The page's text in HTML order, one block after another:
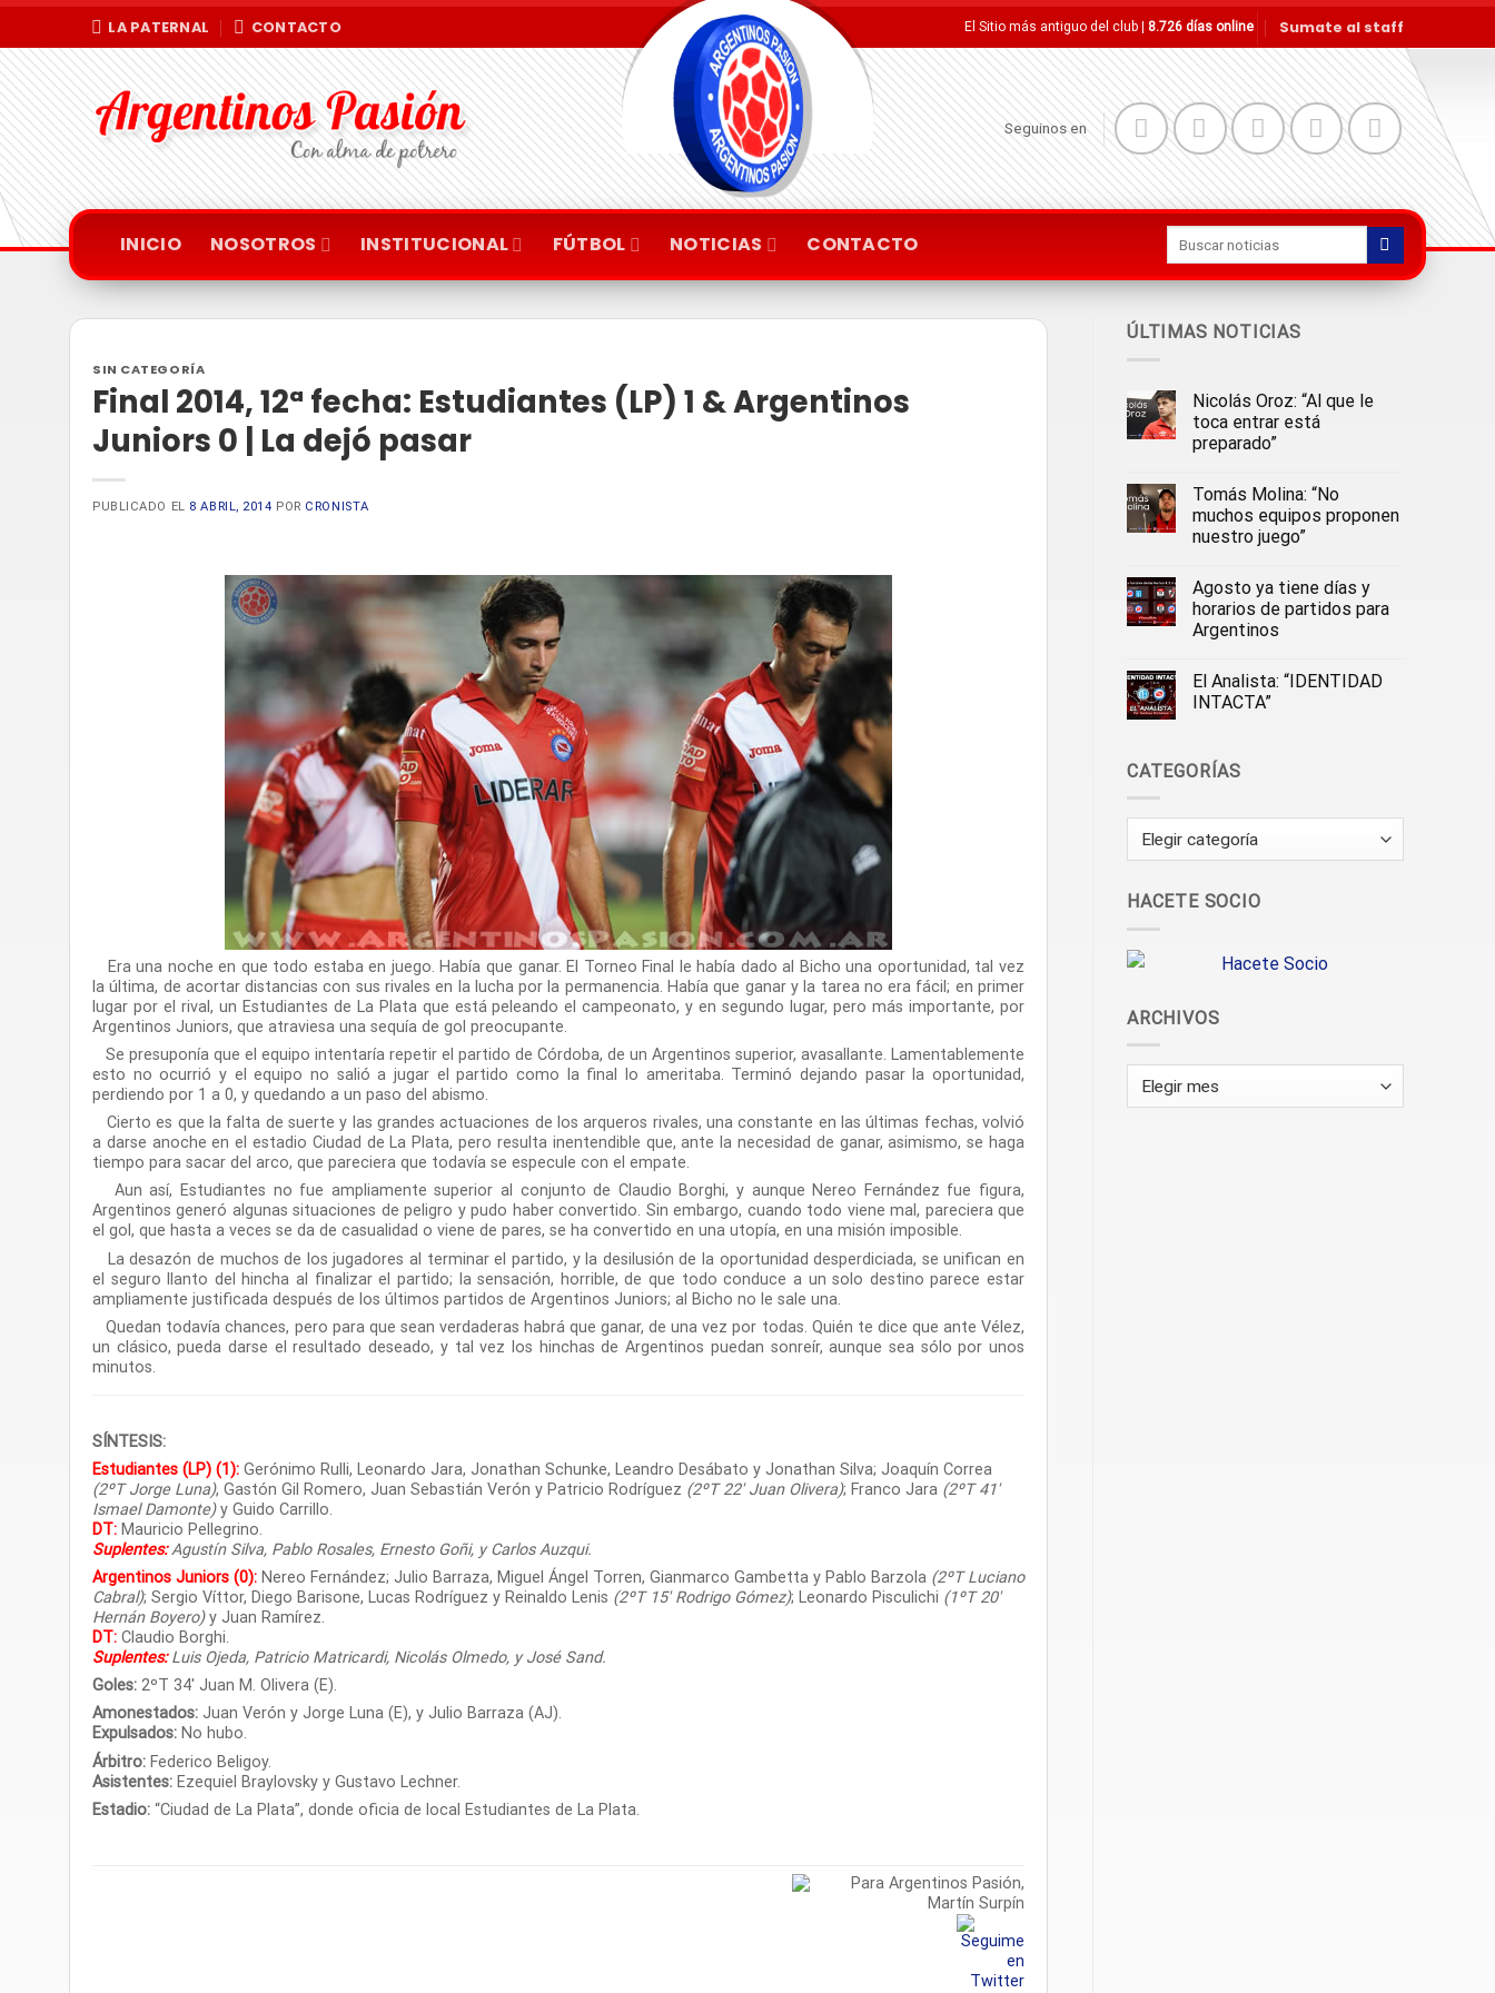
Saltar
contenido
LA PATERNAL CONTACTO El Sitio más antiguo del club | 8.726 días online Sumate al staff
Seguinos en
INICIO NOSOTROS INSTITUCIONAL FÚTBOL NOTICIAS CONTACTO
SIN CATEGORÍA
Final 2014, 12ª fecha: Estudiantes (LP) 1 & Argentinos
Juniors 0 | La dejó pasar
PUBLICADO EL 8 ABRIL, 2014 POR CRONISTA
Era una noche en que todo estaba en juego. Había que ganar. El Torneo Final le había dado al Bicho una oportunidad, tal vez
la última, de acortar distancias con sus rivales en la lucha por la permanencia. Había que ganar y la tarea no era fácil; en primer
lugar por el rival, un Estudiantes de La Plata que está peleando el campeonato, y en segundo lugar, pero más importante, por
Argentinos Juniors, que atraviesa una sequía de gol preocupante.
Se presuponía que el equipo intentaría repetir el partido de Córdoba, de un Argentinos superior, avasallante. Lamentablemente
esto no ocurrió y el equipo no salió a jugar el partido como la final lo ameritaba. Terminó dejando pasar la oportunidad,
perdiendo por 1 a 0, y quedando a un paso del abismo.
Cierto es que la falta de suerte y las grandes actuaciones de los arqueros rivales, una constante en las últimas fechas, volvió
a darse anoche en el estadio Ciudad de La Plata, pero resulta inentendible que, ante la necesidad de ganar, asimismo, se haga
tiempo para sacar del arco, que pareciera que todavía se especule con el empate.
Aun así, Estudiantes no fue ampliamente superior al conjunto de Claudio Borghi, y aunque Nereo Fernández fue figura,
Argentinos generó algunas situaciones de peligro y pudo haber convertido. Sin embargo, cuando todo viene mal, pareciera que
el gol, que hasta a veces se da de casualidad o viene de pares, se ha convertido en una utopía, en una misión imposible.
La desazón de muchos de los jugadores al terminar el partido, y la desilusión de la oportunidad desperdiciada, se unifican en
el seguro llanto del hincha al finalizar el partido; la sensación, horrible, de que todo conduce a un solo destino parece estar
ampliamente justificada después de los últimos partidos de Argentinos Juniors; al Bicho no le sale una.
Quedan todavía chances, pero para que sean verdaderas habrá que ganar, de una vez por todas. Quién te dice que ante Vélez,
un clásico, pueda darse el resultado deseado, y tal vez los hinchas de Argentinos puedan sonreír, aunque sea sólo por unos
minutos.
SÍNTESIS:
Estudiantes (LP) (1): Gerónimo Rulli, Leonardo Jara, Jonathan Schunke, Leandro Desábato y Jonathan Silva; Joaquín Correa
(2ºT Jorge Luna), Gastón Gil Romero, Juan Sebastián Verón y Patricio Rodríguez (2ºT 22′ Juan Olivera); Franco Jara (2ºT 41′
Ismael Damonte)y Guido Carrillo.
DT: Mauricio Pellegrino.
Suplentes:Agustín Silva, Pablo Rosales, Ernesto Goñi, y Carlos Auzqui.
Argentinos Juniors (0): Nereo Fernández; Julio Barraza, Miguel Ángel Torren, Gianmarco Gambetta y Pablo Barzola (2ºT Luciano
Cabral); Sergio Víttor, Diego Barisone, Lucas Rodríguez y Reinaldo Lenis (2ºT 15′ Rodrigo Gómez); Leonardo Pisculichi (1ºT 20′
Hernán Boyero)y Juan Ramírez.
DT: Claudio Borghi.
Suplentes:Luis Ojeda, Patricio Matricardi, Nicolás Olmedo, y José Sand.
Goles: 2ºT 34′ Juan M. Olivera (E).
Amonestados: Juan Verón y Jorge Luna (E), y Julio Barraza (AJ).
Expulsados: No hubo.
Árbitro: Federico Beligoy.
Asistentes: Ezequiel Braylovsky y Gustavo Lechner.
Estadio: “Ciudad de La Plata”, donde oficia de local Estudiantes de La Plata.
ÚLTIMAS NOTICIAS
Nicolás Oroz: “Al que le
toca entrar está
preparado”
Tomás Molina: “No
muchos equipos proponen
nuestro juego”
Agosto ya tiene días y
horarios de partidos para
Argentinos
El Analista: “IDENTIDAD
INTACTA”
CATEGORÍAS
Categorías
HACETE SOCIO
ARCHIVOS
Archivos